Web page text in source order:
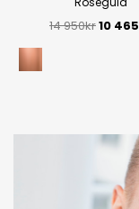
14 950kr10 465